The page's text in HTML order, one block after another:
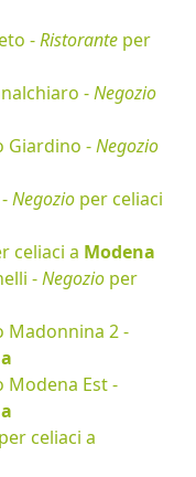
-Ristorante per
-Negozio
Giardino -Negozio
Negozio per celiaci
celiaci a Modena
-Negozio per
Madonnina 2 -
Modena Est -
per celiaci a